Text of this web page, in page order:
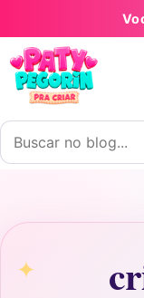
Pular para o
Buscar por: